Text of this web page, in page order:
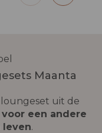
Maanta
loungeset uit de
een andere
leven.